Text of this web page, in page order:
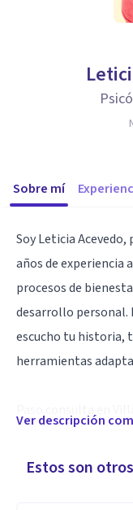
Sobre mí
Soy Leticia
años de experiencia
procesos de
desarrollo personal.
escucho tu historia,
herramientas
quienes lo necesiten.
Ver descripción
Estos son